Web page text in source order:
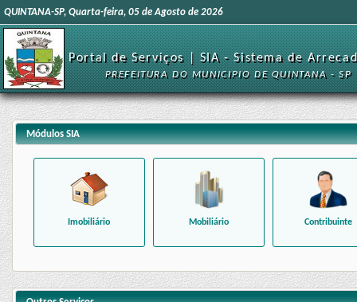
QUINTANA-SP, Quarta-feira, 05 de Agosto de 2026
Portal de Serviços | SIA - Sistema de
PREFEITURA DO MUNICIPIO DE QUINTANA - SP
Módulos SIA
Imobiliário Mobiliário Contribuinte